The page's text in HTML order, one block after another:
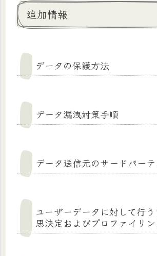
追加情報
データの保護方法
データ漏洩対策手順
データ送信元のサードパーテ
ユーザーデータに対して行
思決定およびプロファイリ